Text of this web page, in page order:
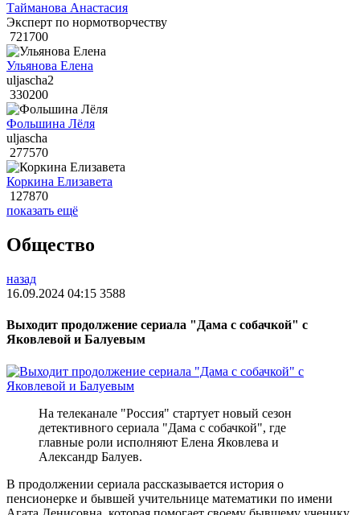
Тайманова Анастасия
Эксперт по нормотворчеству
721700
Ульянова Елена
uljascha2
330200
Фольшина Лёля
uljascha
277570
Коркина Елизавета
127870
показать ещё
Общество
назад
16.09.2024 04:15 3588
Выходит продолжение сериала "Дама с собачкой" с
Яковлевой и Балуевым
На телеканале "Россия" стартует новый сезон
детективного сериала "Дама с собачкой", где
главные роли исполняют Елена Яковлева и
Александр Балуев.
В продолжении сериала рассказывается история о
пенсионерке и бывшей учительнице математики по имени